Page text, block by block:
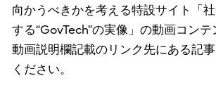
向かうべきかを考える特設サイト「
する“GovTech”の実像」の動画コンテ
動画説明欄記載のリンク先にある記
ください。